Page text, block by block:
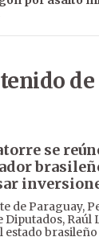
de
se
de Paraguay,
Diputados,
brasileño